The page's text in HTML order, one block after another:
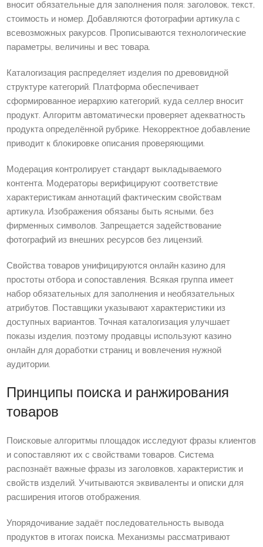
вносит обязательные для заполнения поля: заголовок, текст,
стоимость и номер. Добавляются фотографии артикула с
всевозможных ракурсов. Прописываются технологические
параметры, величины и вес товара.
Каталогизация распределяет изделия по древовидной
структуре категорий. Платформа обеспечивает
сформированное иерархию категорий, куда селлер вносит
продукт. Алгоритм автоматически проверяет адекватность
продукта определённой рубрике. Некорректное добавление
приводит к блокировке описания проверяющими.
Модерация контролирует стандарт выкладываемого
контента. Модераторы верифицируют соответствие
характеристикам аннотаций фактическим свойствам
артикула. Изображения обязаны быть ясными, без
фирменных символов. Запрещается задействование
фотографий из внешних ресурсов без лицензий.
Свойства товаров унифицируются онлайн казино для
простоты отбора и сопоставления. Всякая группа имеет
набор обязательных для заполнения и необязательных
атрибутов. Поставщики указывают характеристики из
доступных вариантов. Точная каталогизация улучшает
показы изделия, поэтому продавцы используют казино
онлайн для доработки страниц и вовлечения нужной
аудитории.
Принципы поиска и ранжирования
товаров
Поисковые алгоритмы площадок исследуют фразы клиентов
и сопоставляют их с свойствами товаров. Система
распознаёт важные фразы из заголовков, характеристик и
свойств изделий. Учитываются эквиваленты и описки для
расширения итогов отображения.
Упорядочивание задаёт последовательность вывода
продуктов в итогах поиска. Механизмы рассматривают